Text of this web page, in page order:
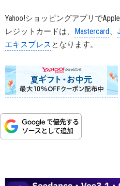
Yahoo!ショッピングアプリで
レジットカードは、 Mastercard、
エキスプレス となります。